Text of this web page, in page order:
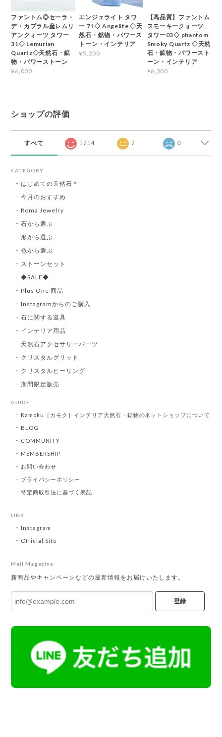
ファントム◎セーラ・
デ・カブラル産レムリ
アンクォーツ タワー
31◇ Lemurian
Quartz◇天然石・鉱
物・パワーストーン
¥6,000
エンジェライト タワ
ー 71◇ Angelite ◇天
然石・鉱物・パワース
トーン・インテリア
¥5,200
【高品質】ファントム
スモーキークォーツ
タワー03◇ phantom
Smoky Quartz ◇天然
石・鉱物・パワースト
ーン・インテリア
¥6,300
ショップの評価
すべて 1714 7 0
CATEGORY
はじめての天然石＊
今月のおすすめ
Roma Jewelry
石から選ぶ
形から選ぶ
色から選ぶ
ストーンセット
◆SALE◆
Plus One 商品
Instagramからのご購入
石に関する道具
インテリア用品
天然石アクセサリーパーツ
クリスタルグリッド
クリスタルヒーリング
期間限定販売
GUIDE
Kamoku［カモク］インテリア天然石・鉱物のネットショップについて
BLOG
COMMUNITY
MEMBERSHIP
お問い合わせ
プライバシーポリシー
特定商取引法に基づく表記
LINK
Instagram
Official Site
Mail Magazine
新商品やキャンペーンなどの最新情報をお届けいたします。
登録